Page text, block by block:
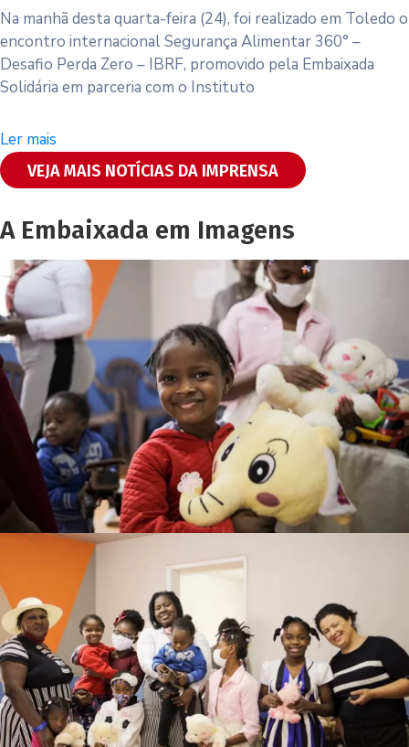
Na manhã desta quarta-feira (24), foi realizado em Toledo o
encontro internacional Segurança Alimentar 360° –
Desafio Perda Zero – IBRF, promovido pela Embaixada
Solidária em parceria com o Instituto
Ler mais
VEJA MAIS NOTÍCIAS DA IMPRENSA
A Embaixada em Imagens